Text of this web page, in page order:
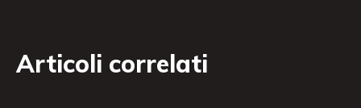
Articoli correlati